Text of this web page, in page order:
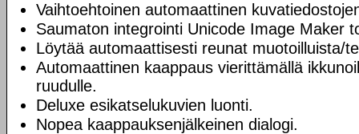
Vaihtoehtoinen automaattinen
Saumaton integrointi Unicode Image Maker
Löytää automaattisesti reunat muotoilluista/
Automaattinen kaappaus vierittämällä
ruudulle.
Deluxe esikatselukuvien luonti.
Nopea kaappauksenjälkeinen dialogi.